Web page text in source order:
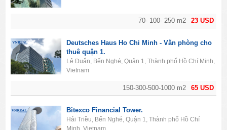
23 USD
70- 100- 250 m2
65 USD
150-300-500-1000 m2
Deutsches Haus Ho Chi Minh - Văn phòng cho
thuê quận 1.
Lê Duẩn, Bến Nghé, Quận 1, Thành phố Hồ Chí Minh,
Vietnam
Bitexco Financial Tower.
Hải Triều, Bến Nghé, Quận 1, Thành phố Hồ Chí
Minh, Vietnam